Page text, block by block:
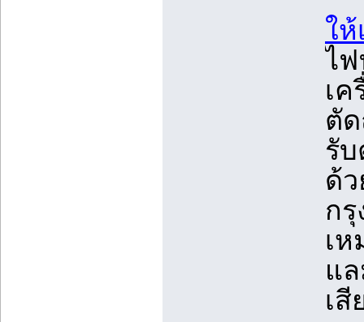
ให้
ไ
เ
ตั
รั
ด้
ก
เ
แ
เ